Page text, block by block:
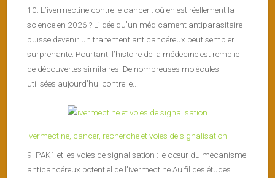
10. L’ivermectine contre le cancer : où en est réellement la
science en 2026 ? L’idée qu’un médicament antiparasitaire
puisse devenir un traitement anticancéreux peut sembler
surprenante. Pourtant, l’histoire de la médecine est remplie
de découvertes similaires. De nombreuses molécules
utilisées aujourd’hui contre le...
Ivermectine, cancer, recherche et voies de signalisation
9. PAK1 et les voies de signalisation : le cœur du mécanisme
anticancéreux potentiel de l’ivermectine Au fil des études